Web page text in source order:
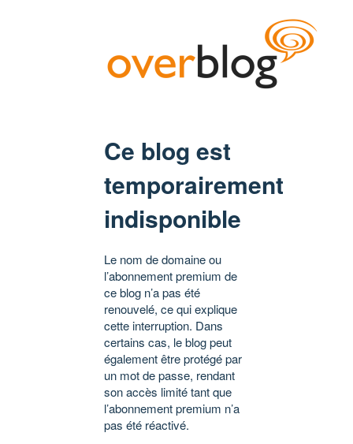
Ce blog est
temporairement
indisponible
Le nom de domaine ou
l’abonnement premium de
ce blog n’a pas été
renouvelé, ce qui explique
cette interruption. Dans
certains cas, le blog peut
également être protégé par
un mot de passe, rendant
son accès limité tant que
l’abonnement premium n’a
pas été réactivé.